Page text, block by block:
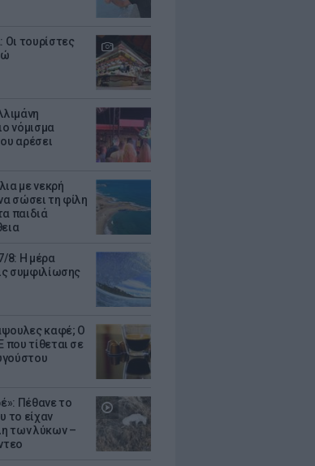
Οι τουρίστες
νόμισμα
αρέσει
με νεκρή
σώσει τη φίλη
παιδιά
8: Η μέρα
συμφιλίωσης
καφέ; Ο
που τίθεται σε
Πέθανε το
το είχαν
των λύκων –